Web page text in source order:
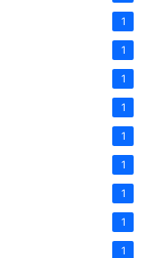
1
1
1
1
1
1
1
1
1